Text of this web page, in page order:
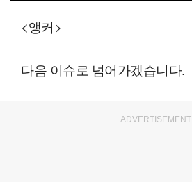
00:12
<앵커>
다음 이슈로 넘어가겠습니다.
ADVERTISEMENT